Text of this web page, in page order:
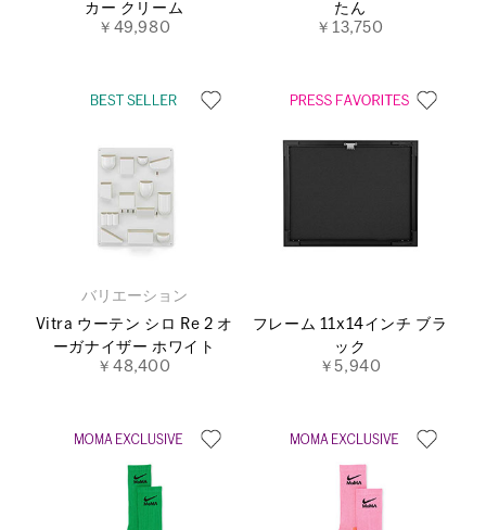
カー クリーム
￥49,980
たん
￥13,750
バリエーション
Vitra ウーテン シロ Re 2 オ
ーガナイザー ホワイト
￥48,400
フレーム 11x14インチ ブラ
ック
￥5,940